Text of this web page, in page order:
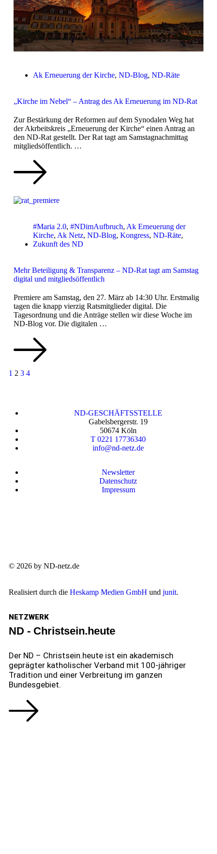
Ak Erneuerung der Kirche, ND-Blog, ND-Räte
„Kirche im Nebel“ – Antrag des Ak Erneuerung im ND-Rat
Zur Bestärkung der Reformen auf dem Synodalen Weg hat
der Akrbeitskreis „Erneuerung der Kirche“ einen Antrag an
den ND-Rat gestellt. Der Rat tagt am Samstagnachmittag
mitgliedsöffentlich. …
#Maria 2.0, #NDimAufbruch, Ak Erneuerung der
Kirche, Ak Netz, ND-Blog, Kongress, ND-Räte,
Zukunft des ND
Mehr Beteiligung & Transparenz – ND-Rat tagt am Samstag
digital und mitgliedsöffentlich
Premiere am Samstag, den 27. März ab 14:30 Uhr. Erstmalig
tagen die knapp vierzig Ratsmitglieder digital. Die
Tagesordnung und die Anträge stellen wir diese Woche im
ND-Blog vor. Die digitalen …
1 2 3 4
ND-GESCHÄFTSSTELLE
Gabelsbergerstr. 19
50674 Köln
T 0221 17736340
info@nd-netz.de
Newsletter
Datenschutz
Impressum
© 2026 by ND-netz.de
Realisiert durch die Heskamp Medien GmbH und junit.
NETZWERK
ND - Christsein.heute
Der ND – Christsein.heute ist ein akademisch
geprägter katholischer Verband mit 100-jähriger
Tradition und einer Verbreitung im ganzen
Bundesgebiet.